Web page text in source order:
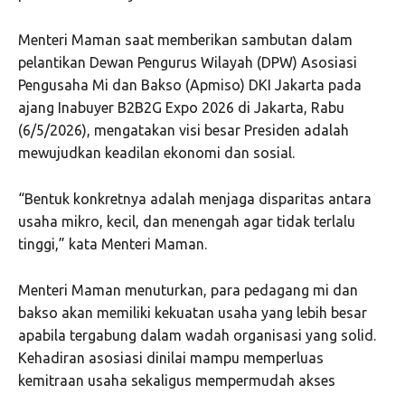
Menteri Maman saat memberikan sambutan dalam
pelantikan Dewan Pengurus Wilayah (DPW) Asosiasi
Pengusaha Mi dan Bakso (Apmiso) DKI Jakarta pada
ajang Inabuyer B2B2G Expo 2026 di Jakarta, Rabu
(6/5/2026), mengatakan visi besar Presiden adalah
mewujudkan keadilan ekonomi dan sosial.
“Bentuk konkretnya adalah menjaga disparitas antara
usaha mikro, kecil, dan menengah agar tidak terlalu
tinggi,” kata Menteri Maman.
Menteri Maman menuturkan, para pedagang mi dan
bakso akan memiliki kekuatan usaha yang lebih besar
apabila tergabung dalam wadah organisasi yang solid.
Kehadiran asosiasi dinilai mampu memperluas
kemitraan usaha sekaligus mempermudah akses